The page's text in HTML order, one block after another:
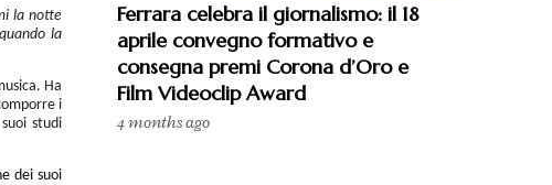
la notte
la
Ha
i
studi
dei suoi
Ferrara celebra il giornalismo: il 18
aprile convegno formativo e
consegna premi Corona d’Oro e
Film Videoclip Award
4 months ago